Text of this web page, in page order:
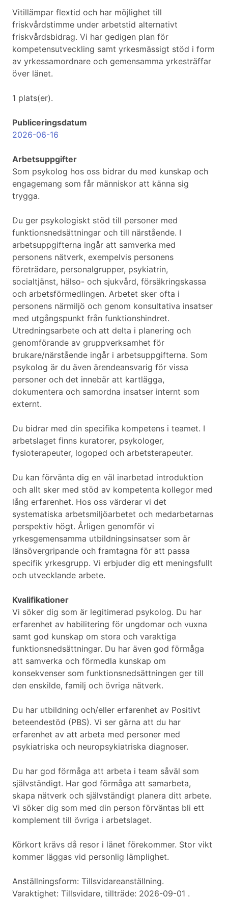
Vitillämpar flextid och har möjlighet till
friskvårdstimme under arbetstid alternativt
friskvårdsbidrag. Vi har gedigen plan för
kompetensutveckling samt yrkesmässigt stöd i form
av yrkessamordnare och gemensamma yrkesträffar
över länet.
1 plats(er).
Publiceringsdatum
2026-06-16
Arbetsuppgifter
Som psykolog hos oss bidrar du med kunskap och
engagemang som får människor att känna sig
trygga.
Du ger psykologiskt stöd till personer med
funktionsnedsättningar och till närstående. I
arbetsuppgifterna ingår att samverka med
personens nätverk, exempelvis personens
företrädare, personalgrupper, psykiatrin,
socialtjänst, hälso- och sjukvård, försäkringskassa
och arbetsförmedlingen. Arbetet sker ofta i
personens närmiljö och genom konsultativa insatser
med utgångspunkt från funktionshindret.
Utredningsarbete och att delta i planering och
genomförande av gruppverksamhet för
brukare/närstående ingår i arbetsuppgifterna. Som
psykolog är du även ärendeansvarig för vissa
personer och det innebär att kartlägga,
dokumentera och samordna insatser internt som
externt.
Du bidrar med din specifika kompetens i teamet. I
arbetslaget finns kuratorer, psykologer,
fysioterapeuter, logoped och arbetsterapeuter.
Du kan förvänta dig en väl inarbetad introduktion
och allt sker med stöd av kompetenta kollegor med
lång erfarenhet. Hos oss värderar vi det
systematiska arbetsmiljöarbetet och medarbetarnas
perspektiv högt. Årligen genomför vi
yrkesgemensamma utbildningsinsatser som är
länsövergripande och framtagna för att passa
specifik yrkesgrupp. Vi erbjuder dig ett meningsfullt
och utvecklande arbete.
Kvalifikationer
Vi söker dig som är legitimerad psykolog. Du har
erfarenhet av habilitering för ungdomar och vuxna
samt god kunskap om stora och varaktiga
funktionsnedsättningar. Du har även god förmåga
att samverka och förmedla kunskap om
konsekvenser som funktionsnedsättningen ger till
den enskilde, familj och övriga nätverk.
Du har utbildning och/eller erfarenhet av Positivt
beteendestöd (PBS). Vi ser gärna att du har
erfarenhet av att arbeta med personer med
psykiatriska och neuropsykiatriska diagnoser.
Du har god förmåga att arbeta i team såväl som
självständigt. Har god förmåga att samarbeta,
skapa nätverk och självständigt planera ditt arbete.
Vi söker dig som med din person förväntas bli ett
komplement till övriga i arbetslaget.
Körkort krävs då resor i länet förekommer. Stor vikt
kommer läggas vid personlig lämplighet.
Anställningsform: Tillsvidareanställning.
Varaktighet: Tillsvidare, tillträde: 2026-09-01 .